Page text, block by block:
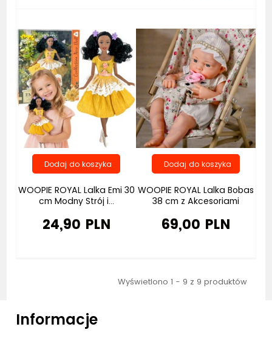
WOOPIE ROYAL Lalka Emi 30
cm Modny Strój i...
24,90 PLN
WOOPIE ROYAL Lalka Bobas
38 cm z Akcesoriami
69,00 PLN
Wyświetlono 1 - 9 z 9 produktów
Informacje